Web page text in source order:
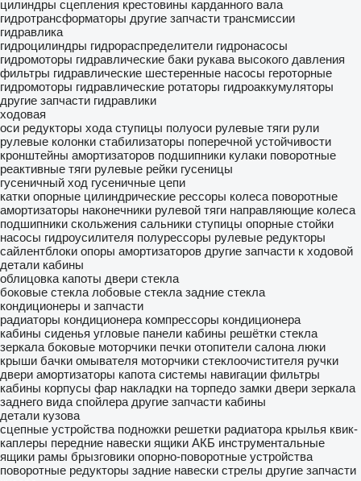
цилиндры сцепления крестовины карданного вала
гидротрансформаторы другие запчасти трансмиссии
гидравлика
гидроцилиндры гидрораспределители гидронасосы
гидромоторы гидравлические баки рукава высокого давления
фильтры гидравлические шестеренные насосы героторные
гидромоторы гидравлические ротаторы гидроаккумуляторы
другие запчасти гидравлики
ходовая
оси редукторы хода ступицы полуоси рулевые тяги рули
рулевые колонки стабилизаторы поперечной устойчивости
кронштейны амортизаторов подшипники кулаки поворотные
реактивные тяги рулевые рейки гусеницы
гусеничный ход гусеничные цепи
катки опорные цилиндрические рессоры колеса поворотные
амортизаторы наконечники рулевой тяги направляющие колеса
подшипники скольжения сальники ступицы опорные стойки
насосы гидроусилителя полурессоры рулевые редукторы
сайлентблоки опоры амортизаторов другие запчасти к ходовой
детали кабины
облицовка капоты двери стекла
боковые стекла лобовые стекла задние стекла
кондиционеры и запчасти
радиаторы кондиционера компрессоры кондиционера
кабины сиденья угловые панели кабины решётки стекла
зеркала боковые моторчики печки отопители салона люки
крыши бачки омывателя моторчики стеклоочистителя ручки
двери амортизаторы капота системы навигации фильтры
кабины корпусы фар накладки на торпедо замки двери зеркала
заднего вида спойлера другие запчасти кабины
детали кузова
сцепные устройства подножки решетки радиатора крылья квик-
каплеры передние навески ящики АКБ инструментальные
ящики рамы брызговики опорно-поворотные устройства
поворотные редукторы задние навески стрелы другие запчасти